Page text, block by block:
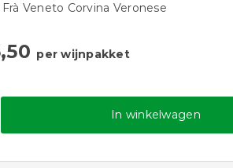
Veneto Corvina Veronese
per wijnpakket
In winkelwagen